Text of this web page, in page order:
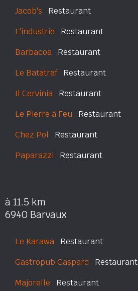
Jacob's Restaurant
L'industrie Restaurant
Barbacoa Restaurant
Le BatatrafRestaurant
Il Cervinia Restaurant
Le Pierre à Feu Restaurant
Chez Pol Restaurant
Paparazzi Restaurant
à 11.5 km
6940 Barvaux
Le Karawa Restaurant
Gastropub Gaspard Restaurant
Majorelle Restaurant